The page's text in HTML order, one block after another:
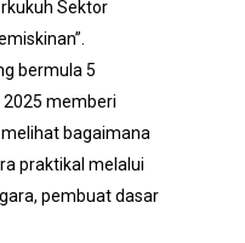
Sektor
bermula 5
2025 memberi
bagaimana
praktikal melalui
pembuat dasar